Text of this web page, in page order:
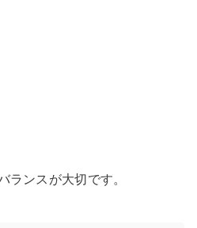
ランスが大切です。